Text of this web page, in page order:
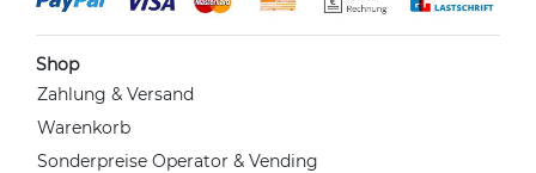
Shop
Zahlung & Versand
Warenkorb
Sonderpreise Operator & Vending